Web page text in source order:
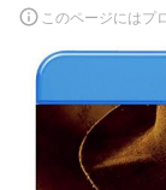
このページにはプ